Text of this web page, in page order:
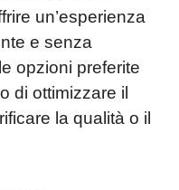
un’esperienza
e senza
opzioni preferite
di ottimizzare il
la qualità o il